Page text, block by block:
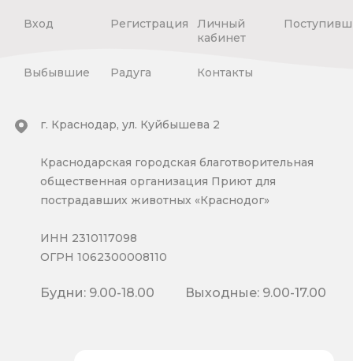
Вход Регистрация
Личный
кабинет
Выбывшие Радуга Контакты
г. Краснодар, ул. Куйбышева 2
Краснодарская городская благотворительная
общественная организация Приют для
пострадавших животных «Краснодог»
ИНН 2310117098
ОГРН 1062300008110
Будни: 9.00-18.00 Выходные: 9.00-17.00